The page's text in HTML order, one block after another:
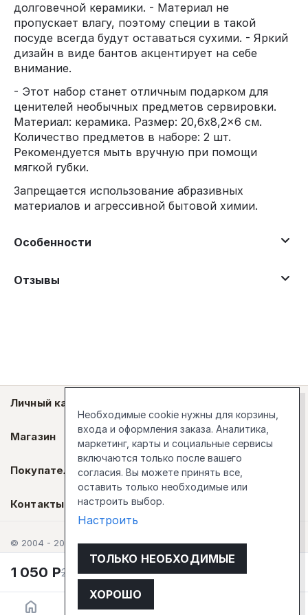
1 050 Р2 100 Р В корзину
долговечной керамики. - Материал не
пропускает влагу, поэтому специи в такой
посуде всегда будут оставаться сухими. - Яркий
дизайн в виде бантов акцентирует на себе
внимание.
- Этот набор станет отличным подарком для
ценителей необычных предметов сервировки.
Материал: керамика. Размер: 20,6x8,2x6 см.
Количество предметов в наборе: 2 шт.
Рекомендуется мыть вручную при помощи
мягкой губки.
Запрещается использование абразивных
материалов и агрессивной бытовой химии.
Особенности
Отзывы
Личный кабинет
Магазин
Покупателям
Контакты
© 2004 - 2026 Стокгольм
Необходимые cookie нужны для корзины,
входа и оформления заказа. Аналитика,
маркетинг, карты и социальные сервисы
включаются только после вашего
согласия. Вы можете принять все,
оставить только необходимые или
настроить выбор.
Настроить
ТОЛЬКО НЕОБХОДИМЫЕ
ХОРОШО